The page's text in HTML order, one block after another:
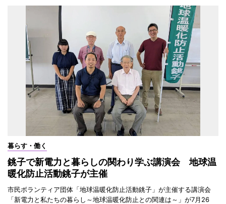
暮らす・働く
銚子で新電力と暮らしの関わり学ぶ講演会 地球温
暖化防止活動銚子が主催
市民ボランティア団体「地球温暖化防止活動銚子」が主催する講演会
「新電力と私たちの暮らし～地球温暖化防止との関連は～」が7月26